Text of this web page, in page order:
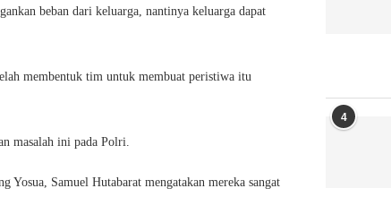
beban dari keluarga, nantinya keluarga dapat
membentuk tim untuk membuat peristiwa itu
masalah ini pada Polri.
Yosua, Samuel Hutabarat mengatakan mereka sangat
4